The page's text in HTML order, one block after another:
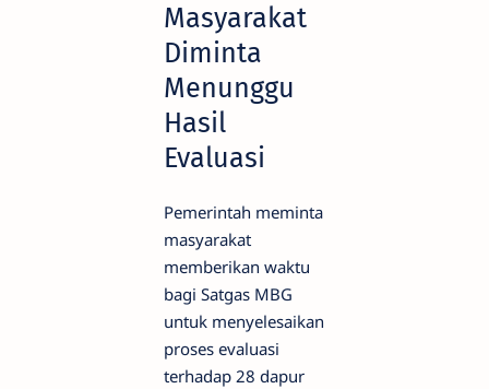
Masyarakat
Diminta
Menunggu
Hasil
Evaluasi
Pemerintah meminta
masyarakat
memberikan waktu
bagi Satgas MBG
untuk menyelesaikan
proses evaluasi
terhadap 28 dapur